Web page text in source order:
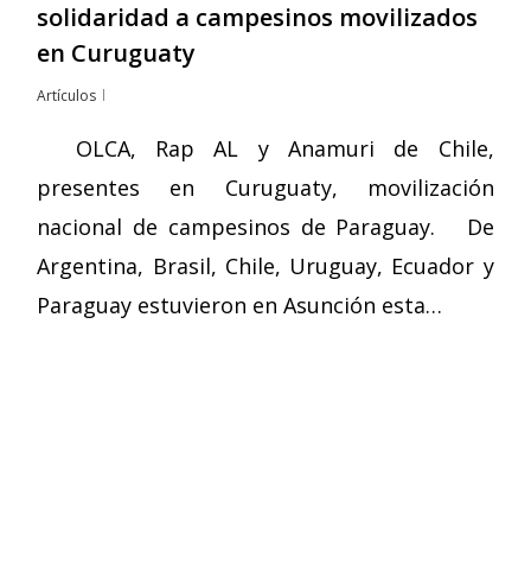
solidaridad a campesinos movilizados
en Curuguaty
Artículos
OLCA, Rap AL y Anamuri de Chile,
presentes en Curuguaty, movilización
nacional de campesinos de Paraguay. De
Argentina, Brasil, Chile, Uruguay, Ecuador y
Paraguay estuvieron en Asunción esta…